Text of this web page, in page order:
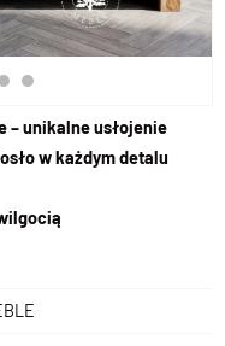
– unikalne usłojenie
w każdym detalu